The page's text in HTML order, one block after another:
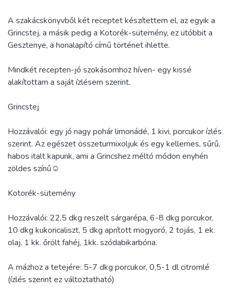
A szakácskönyvből két receptet készítettem el, az egyik a
Grincstej, a másik pedig a Kotorék-sütemény, ez utóbbit a
Gesztenye, a honalapító című történet ihlette.
Mindkét recepten-jó szokásomhoz híven- egy kissé
alakítottam a saját ízlésem szerint.
Grincstej
Hozzávalói: egy jó nagy pohár limonádé, 1 kivi, porcukor ízlés
szerint. Az egészet összeturmixoljuk és egy kellemes, sűrű,
habos italt kapunk, ami a Grincshez méltó módon enyhén
zöldes színű☺
Kotorék-sütemény
Hozzávalói: 22,5 dkg reszelt sárgarépa, 6-8 dkg porcukor,
10 dkg kukoricaliszt, 5 dkg aprított mogyoró, 2 tojás, 1 ek.
olaj, 1 kk. őrölt fahéj, 1kk. szódabikarbóna.
A mázhoz a tetejére: 5-7 dkg porcukor, 0,5-1 dl citromlé
(ízlés szerint ez változtatható)